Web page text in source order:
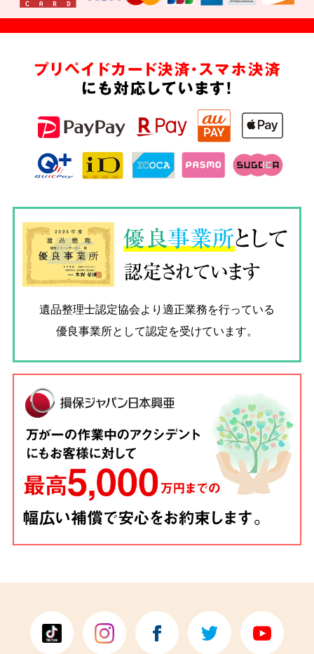
プリペイドカード決済・スマホ決済
にも対応しています!
優良事業所として
認定されています
遺品整理士認定協会より適正業務を行っている
優良事業所として認定を受けています。